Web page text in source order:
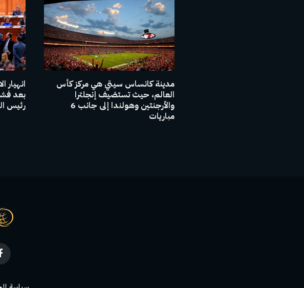
مدينة كانساس سيتي هي مركز كأس
العالم، حيث تستضيف إنجلترا
والأرجنتين وهولندا إلى جانب 6
مباريات
انهيار
بعد
رئيس